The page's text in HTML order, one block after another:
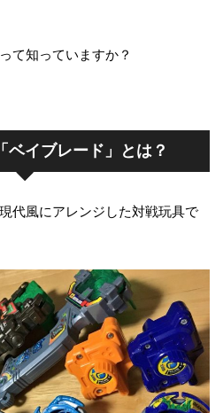
て知っていますか？
ベイブレード」とは？
代風にアレンジした対戦玩具で